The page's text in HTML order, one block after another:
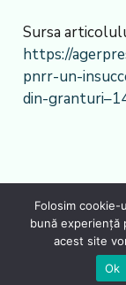
Sursa
https://
pnrr-un-
din-
Folosim cookie-
bună experiență
acest site
Ok